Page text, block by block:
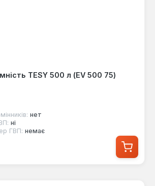
TESY 500 л (EV 500 75)
нет
ні
ГВП: немає